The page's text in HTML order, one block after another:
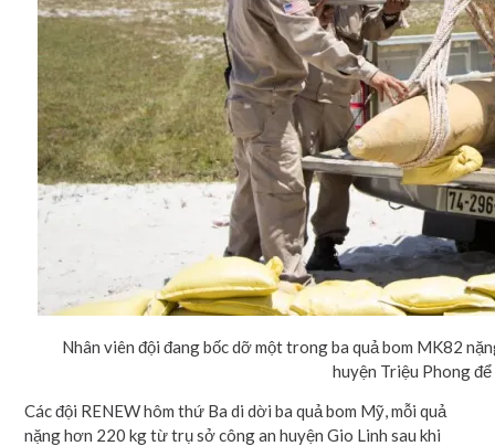
Nhân viên đội đang bốc dỡ một trong ba quả bom MK82
huyện Triệu Phong để
Các đội RENEW hôm thứ Ba di dời ba quả bom Mỹ, mỗi quả
nặng hơn 220 kg từ trụ sở công an huyện Gio Linh sau khi